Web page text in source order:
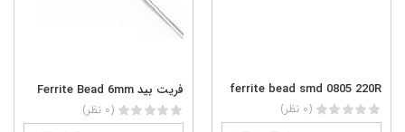
ferrite bead smd 0805 220R
(0 نظر)
فریت بید Ferrite Bead 6mm
(0 نظر)